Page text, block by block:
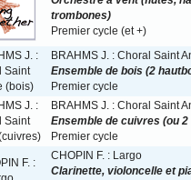
trombones)
Premier cycle (et +)
BRAHMS J. : Choral Saint
Ensemble de bois (2
Premier cycle
BRAHMS J. : Choral Saint
Ensemble de cuivres (ou
Premier cycle
CHOPIN F. : Largo
Clarinette, violoncelle et